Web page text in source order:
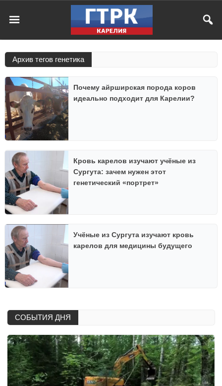
Архив тегов генетика
Почему айрширская порода коров
идеально подходит для Карелии?
Кровь карелов изучают учёные из
Сургута: зачем нужен этот
генетический «портрет»
Учёные из Сургута изучают кровь
карелов для медицины будущего
СОБЫТИЯ ДНЯ